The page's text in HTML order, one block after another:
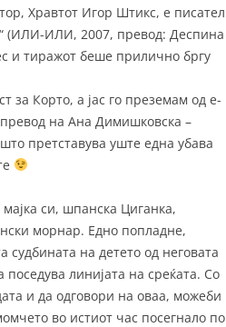
Хравтот Игор Штикс, е писател
(ИЛИ-ИЛИ, 2007, превод: Деспина
и тиражот беше прилично бргу
за Корто, а јас го преземам од е-
превод на Ана Димишковска –
претставува уште една убава
си, шпанска Циганка,
морнар. Едно попладне,
судбината на детето од неговата
линијата на среќата. Со
и да одговори на оваа, можеби
во истиот час посегнало по